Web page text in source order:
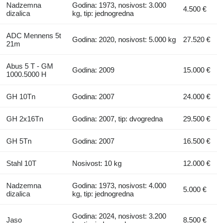
Nadzemna
dizalica
Godina: 1973, nosivost: 3.000
kg, tip: jednogredna
4.500 €
ADC Mennens 5t
21m
Godina: 2020, nosivost: 5.000 kg 27.520 €
Abus 5 T - GM
1000.5000 H
Godina: 2009 15.000 €
GH 10Tn Godina: 2007 24.000 €
GH 2x16Tn Godina: 2007, tip: dvogredna 29.500 €
GH 5Tn Godina: 2007 16.500 €
Stahl 10T Nosivost: 10 kg 12.000 €
Nadzemna
dizalica
Godina: 1973, nosivost: 4.000
kg, tip: jednogredna
5.000 €
Jaso
Godina: 2024, nosivost: 3.200
8.500 €